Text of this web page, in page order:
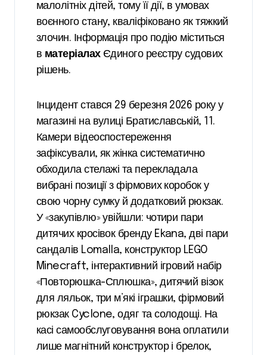
малолітніх дітей, тому її дії, в умовах
воєнного стану, кваліфіковано як тяжкий
злочин. Інформація про подію міститься
в матеріалахЄдиного реєстру судових
рішень.
Інцидент стався 29 березня 2026 року у
магазині на вулиці Братиславській, 11.
Камери відеоспостереження
зафіксували, як жінка систематично
обходила стелажі та перекладала
вибрані позиції з фірмових коробок у
свою чорну сумку й додатковий рюкзак.
У «закупівлю» увійшли: чотири пари
дитячих кросівок бренду Ekana, дві пари
сандалів Lomalla, конструктор LEGO
Minecraft, інтерактивний ігровий набір
«Повторюшка-Сплюшка», дитячий візок
для ляльок, три м’які іграшки, фірмовий
рюкзак Cyclone, одяг та солодощі. На
касі самообслуговування вона оплатили
лише магнітний конструктор і брелок,